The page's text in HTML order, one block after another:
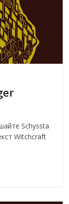
Schyssta
Witchcraft